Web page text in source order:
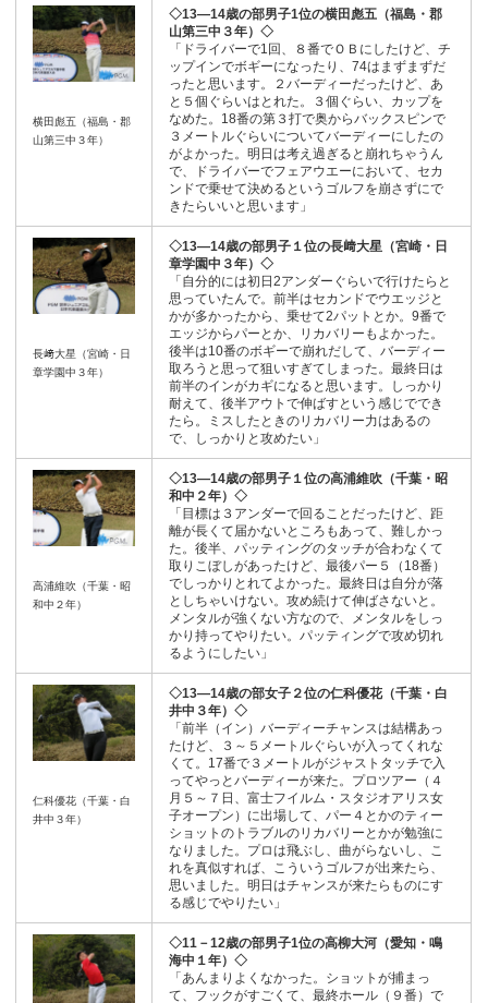
横田彪五（福島・郡
山第三中３年）
◇13―14歳の部男子1位の横田彪五（福島・郡
山第三中３年）◇
「ドライバーで1回、８番でＯＢにしたけど、チ
ップインでボギーになったり、74はまずまずだ
ったと思います。２バーディーだったけど、あ
と５個ぐらいはとれた。３個ぐらい、カップを
なめた。18番の第３打で奥からバックスピンで
３メートルぐらいについてバーディーにしたの
がよかった。明日は考え過ぎると崩れちゃうん
で、ドライバーでフェアウエーにおいて、セカ
ンドで乗せて決めるというゴルフを崩さずにで
きたらいいと思います」
長﨑大星（宮崎・日
章学園中３年）
◇13―14歳の部男子１位の長﨑大星（宮崎・日
章学園中３年）◇
「自分的には初日2アンダーぐらいで行けたらと
思っていたんで。前半はセカンドでウエッジと
かが多かったから、乗せて2パットとか。9番で
エッジからパーとか、リカバリーもよかった。
後半は10番のボギーで崩れだして、バーディー
取ろうと思って狙いすぎてしまった。最終日は
前半のインがカギになると思います。しっかり
耐えて、後半アウトで伸ばすという感じででき
たら。ミスしたときのリカバリー力はあるの
で、しっかりと攻めたい」
高浦維吹（千葉・昭
和中２年）
◇13―14歳の部男子１位の高浦維吹（千葉・昭
和中２年）◇
「目標は３アンダーで回ることだったけど、距
離が長くて届かないところもあって、難しかっ
た。後半、パッティングのタッチが合わなくて
取りこぼしがあったけど、最後パー５（18番）
でしっかりとれてよかった。最終日は自分が落
としちゃいけない。攻め続けて伸ばさないと。
メンタルが強くない方なので、メンタルをしっ
かり持ってやりたい。パッティングで攻め切れ
るようにしたい」
仁科優花（千葉・白
井中３年）
◇13―14歳の部女子２位の仁科優花（千葉・白
井中３年）◇
「前半（イン）バーディーチャンスは結構あっ
たけど、３～５メートルぐらいが入ってくれな
くて。17番で３メートルがジャストタッチで入
ってやっとバーディーが来た。プロツアー（４
月５～７日、富士フイルム・スタジオアリス女
子オープン）に出場して、パー４とかのティー
ショットのトラブルのリカバリーとかが勉強に
なりました。プロは飛ぶし、曲がらないし、こ
れを真似すれば、こういうゴルフが出来たら、
思いました。明日はチャンスが来たらものにす
る感じでやりたい」
◇11－12歳の部男子1位の高柳大河（愛知・鳴
海中１年）◇
「あんまりよくなかった。ショットが捕まっ
て、フックがすごくて、最終ホール（９番）で